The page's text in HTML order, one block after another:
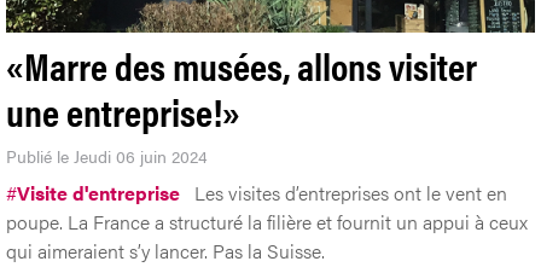
«Marre des musées, allons visiter
une entreprise!»
Publié le Jeudi 06 juin 2024
#Visite d'entreprise Les visites d’entreprises ont le vent en
poupe. La France a structuré la filière et fournit un appui à ceux
qui aimeraient s’y lancer. Pas la Suisse.